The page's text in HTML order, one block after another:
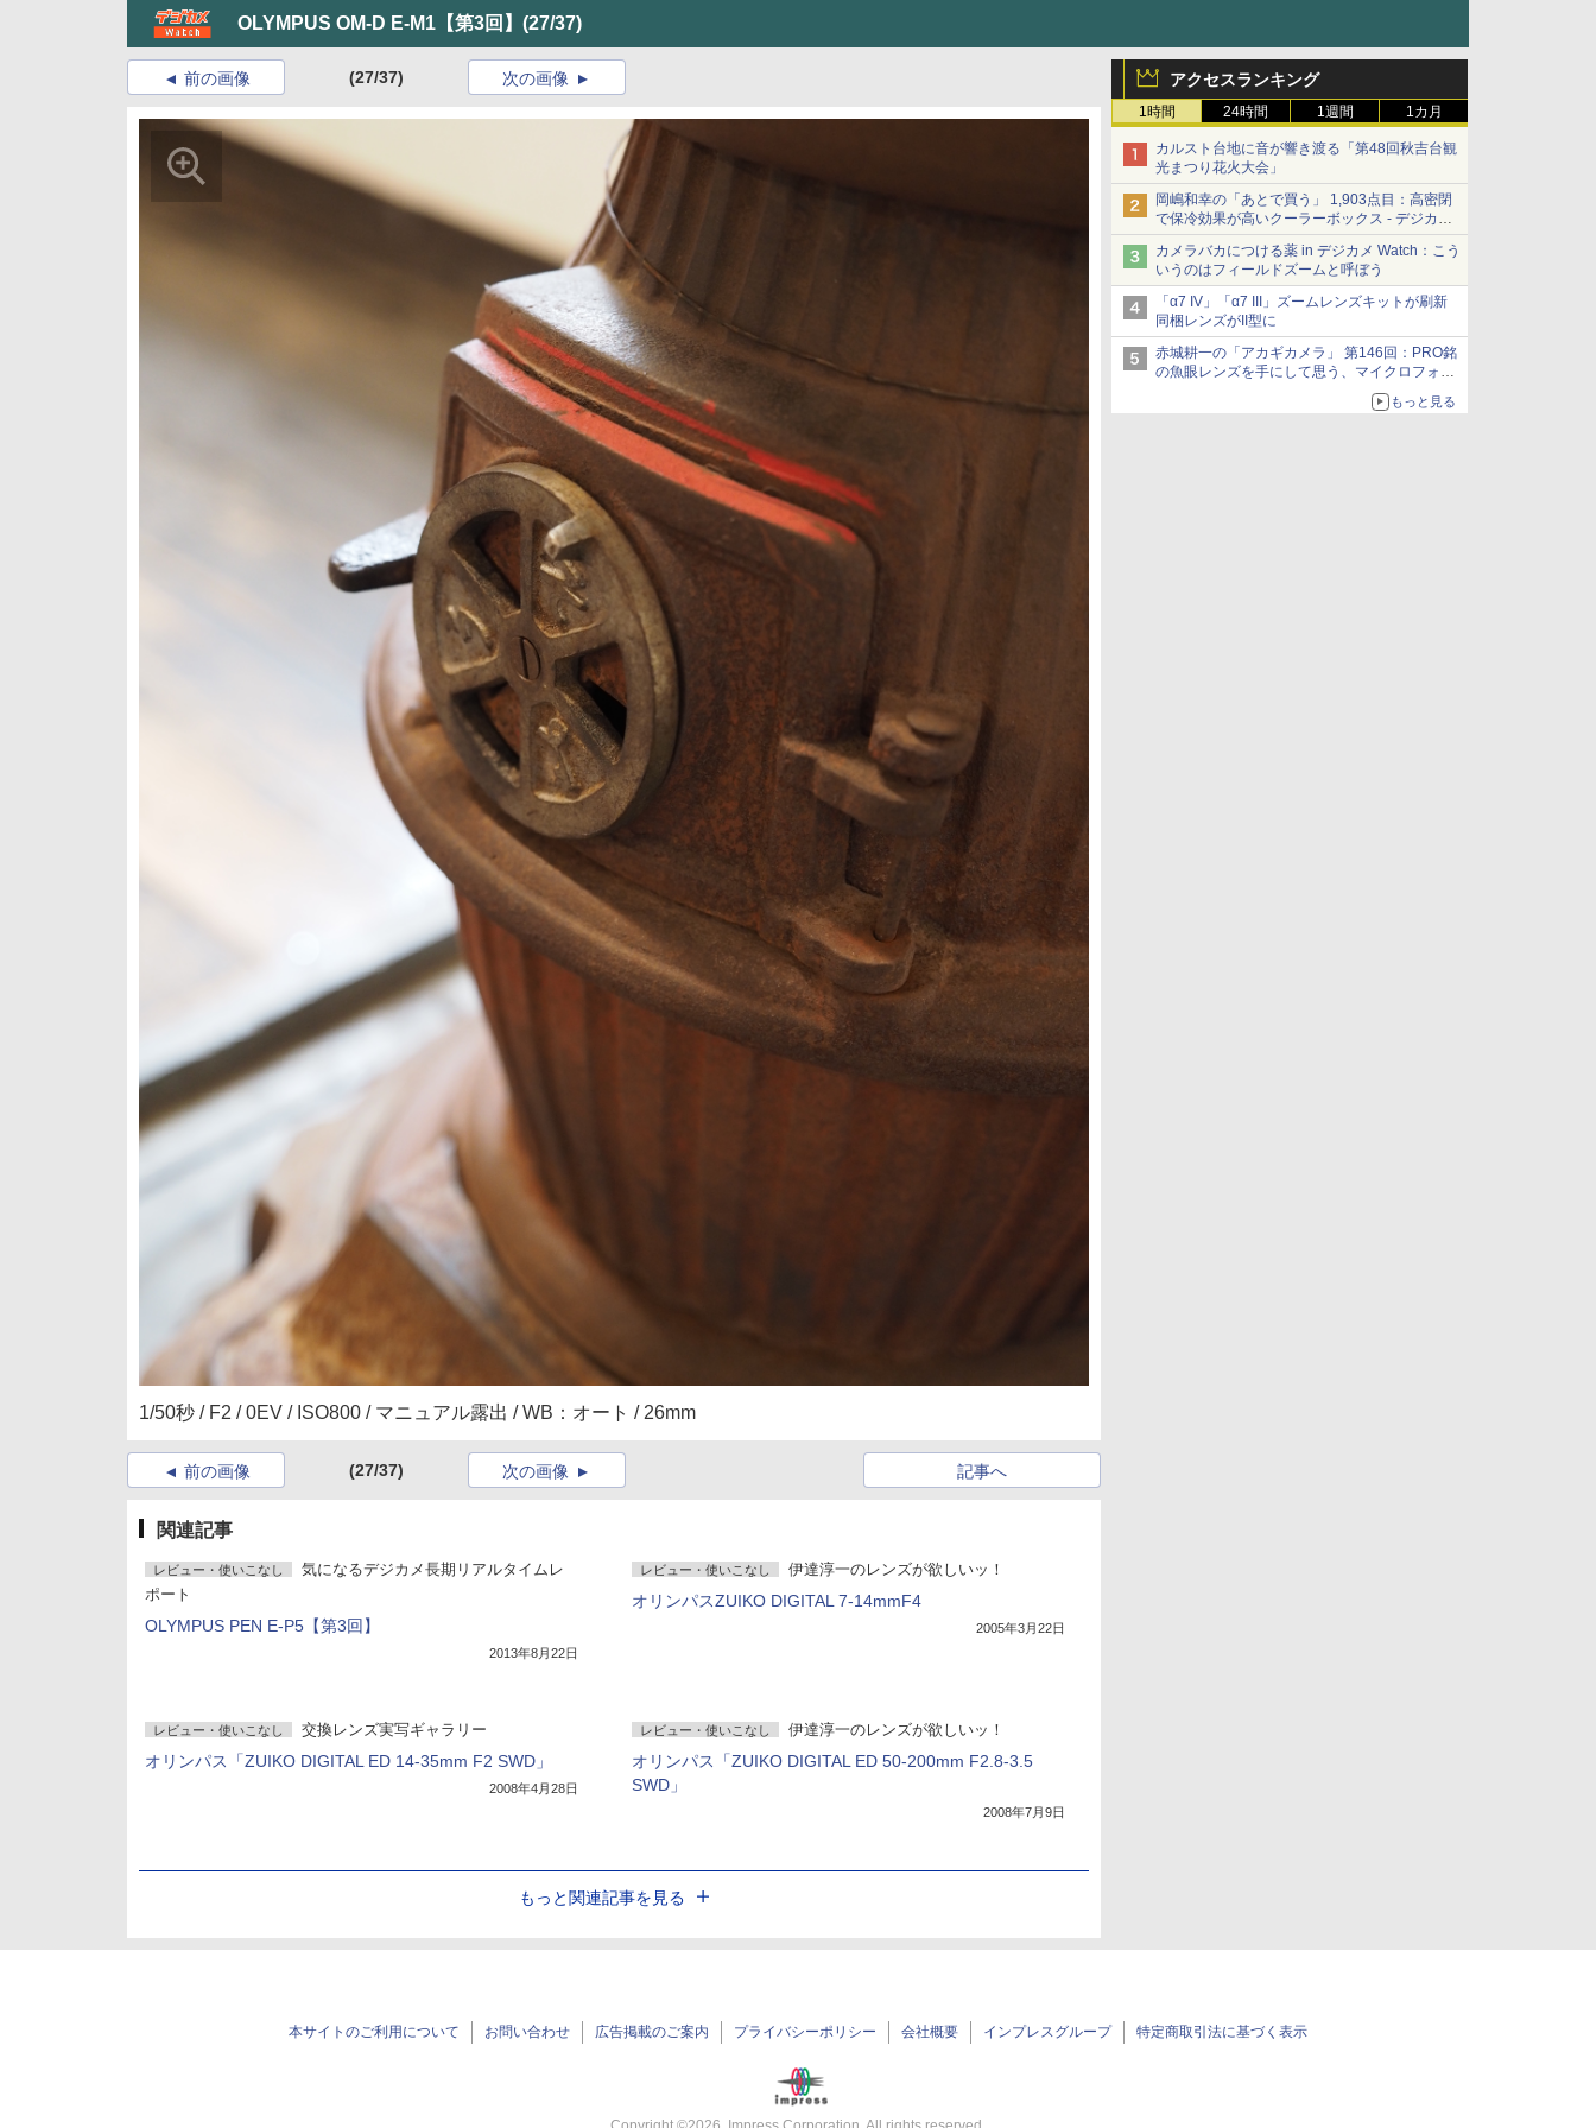
OLYMPUS OM-D E-M1【第3回】 (27/37)
アクセスランキング
1時間 24時間 1週間 1カ月
カルスト台地に音が響き渡る「第48回秋吉台観
光まつり花火大会」
岡嶋和幸の「あとで買う」 1,903点目：高密閉
で保冷効果が高いクーラーボックス - デジカメ
Watch
カメラバカにつける薬 in デジカメ Watch：こう
いうのはフィールドズームと呼ぼう
「α7 IV」「α7 III」ズームレンズキットが刷新
同梱レンズがII型に
赤城耕一の「アカギカメラ」 第146回：PRO銘
の魚眼レンズを手にして思う、マイクロフォー
もっと見る
前の画像 (27/37) 次の画像
1/50秒 / F2 / 0EV / ISO800 / マニュアル露出 / WB：オート / 26mm
前の画像 (27/37) 記事へ
次の画像
関連記事
レビュー・使いこなし
気になるデジカメ長期リアルタイムレ
ポート
OLYMPUS PEN E-P5【第3回】
2013年8月22日
レビュー・使いこなし 伊達淳一のレンズが欲しいッ！
オリンパスZUIKO DIGITAL 7-14mmF4
2005年3月22日
レビュー・使いこなし 交換レンズ実写ギャラリー
オリンパス「ZUIKO DIGITAL ED 14-35mm F2 SWD」
2008年4月28日
レビュー・使いこなし 伊達淳一のレンズが欲しいッ！
オリンパス「ZUIKO DIGITAL ED 50-200mm F2.8-3.5
SWD」
2008年7月9日
もっと関連記事を見る
本サイトのご利用について お問い合わせ 広告掲載のご案内 プライバシーポリシー 会社概要 インプレスグループ 特定商取引法に基づく表示